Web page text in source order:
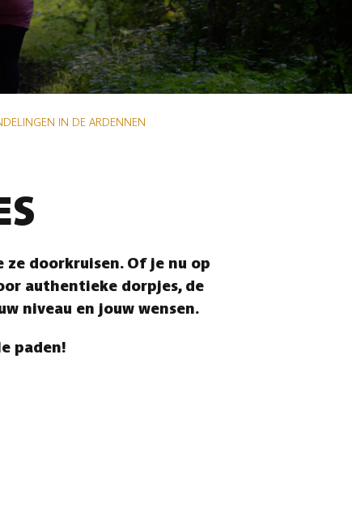
IN DE ARDENNEN
ze doorkruisen. Of je nu op
authentieke dorpjes, de
niveau en jouw wensen.
paden!